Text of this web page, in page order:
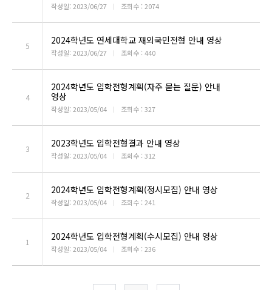
작성일: 2023/06/27 ㅣ 조회수 : 2074
5 2024학년도 연세대학교 재외국민전형 안내 영상
작성일: 2023/06/27 ㅣ 조회수 : 440
4
2024학년도 입학전형계획(자주 묻는 질문) 안내
영상
작성일: 2023/05/04 ㅣ 조회수 : 327
3 2023학년도 입학전형결과 안내 영상
작성일: 2023/05/04 ㅣ 조회수 : 312
2 2024학년도 입학전형계획(정시모집) 안내 영상
작성일: 2023/05/04 ㅣ 조회수 : 241
1 2024학년도 입학전형계획(수시모집) 안내 영상
작성일: 2023/05/04 ㅣ 조회수 : 236